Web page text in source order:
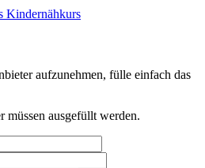
Kindernähkurs
aufzunehmen, fülle einfach das
müssen ausgefüllt werden.